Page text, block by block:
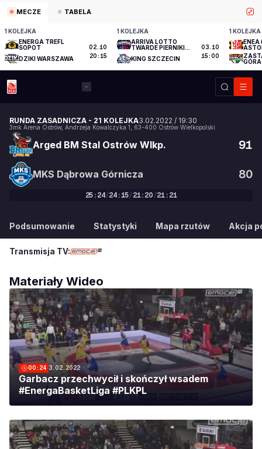
MECZE TABELA
1 KOLEJKA
ENERGA TREFL
SOPOT
DZIKI WARSZAWA
02.10
20:15
1 KOLEJKA
ARRIVA LOTTO
TWARDE PIERNIKI
KING SZCZECIN
03.10
15:00
1 KOLEJKA
ENEA
GÓRA
RUNDA ZASADNICZA - 21 KOLEJKA3.02.2022 / 19:30
3mk Arena Ostrów, Andrzeja Kowalczyka 1 63-400 Ostrów Wielkopolski
Arged BM Stal Ostrów Wlkp. 91
80
MKS Dąbrowa Górnicza
25 : 24/24:15/21: 20 /21 : 21
91:80
Podsumowanie Statystyki Mapa rzutów Akcja
Transmisja TV:
Materiały Wideo
00:24 3.02.2022
Garbacz przechwycił i skończył wsadem
#EnergaBasketLiga #PLKPL